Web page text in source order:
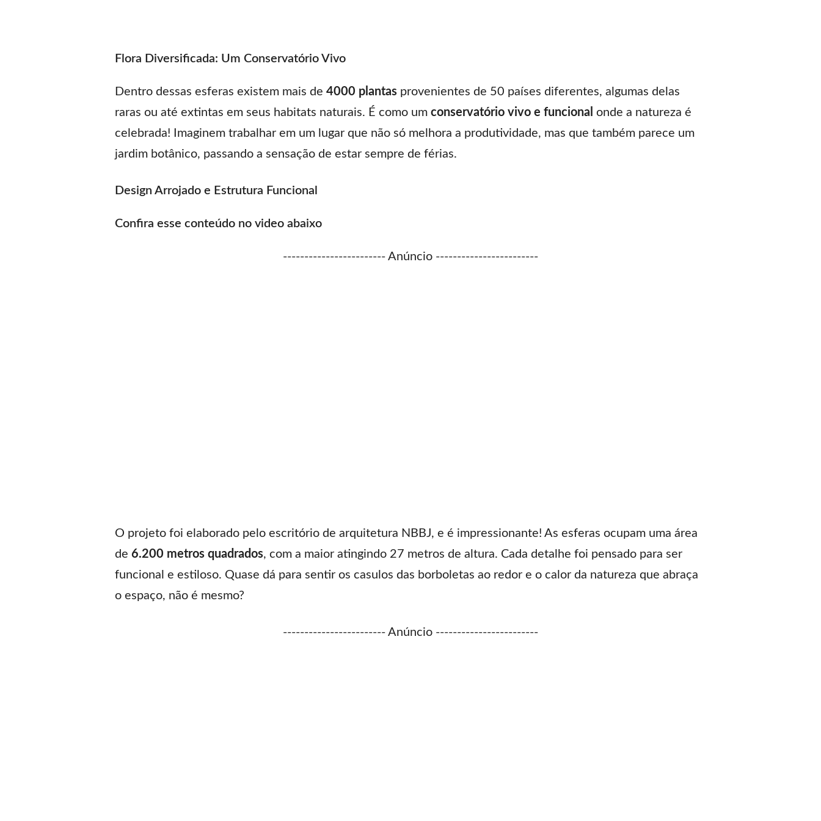
Flora Diversificada: Um Conservatório Vivo
Dentro dessas esferas existem mais de 4000 plantas provenientes de 50 países diferentes, algumas delas
raras ou até extintas em seus habitats naturais. É como um conservatório vivo e funcional onde a natureza é
celebrada! Imaginem trabalhar em um lugar que não só melhora a produtividade, mas que também parece um
jardim botânico, passando a sensação de estar sempre de férias.
Design Arrojado e Estrutura Funcional
Confira esse conteúdo no video abaixo
------------------------ Anúncio ------------------------
O projeto foi elaborado pelo escritório de arquitetura NBBJ, e é impressionante! As esferas ocupam uma área
de 6.200 metros quadrados, com a maior atingindo 27 metros de altura. Cada detalhe foi pensado para ser
funcional e estiloso. Quase dá para sentir os casulos das borboletas ao redor e o calor da natureza que abraça
o espaço, não é mesmo?
------------------------ Anúncio ------------------------